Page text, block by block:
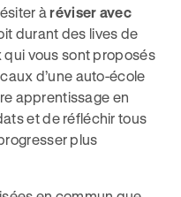
àréviser avec
durant des lives de
vous sont proposés
d’une auto-école
apprentissage en
et de réfléchir tous
plus